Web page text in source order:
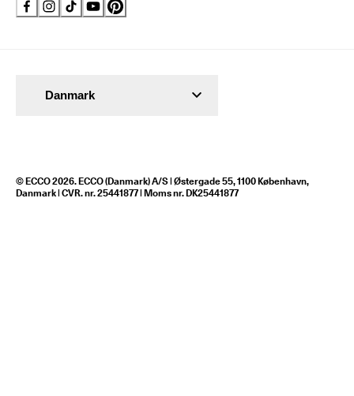
© ECCO 2026. ECCO (Danmark) A/S | Østergade 55, 1100 København,
Danmark | CVR. nr. 25441877 | Moms nr. DK25441877
Danmark